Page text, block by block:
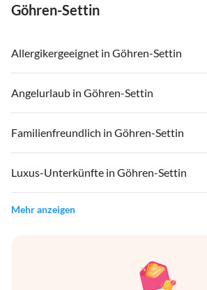
Göhren-Settin
Allergikergeeignet in Göhren-Settin
Angelurlaub in Göhren-Settin
Familienfreundlich in Göhren-Settin
Luxus-Unterkünfte in Göhren-Settin
Mehr anzeigen